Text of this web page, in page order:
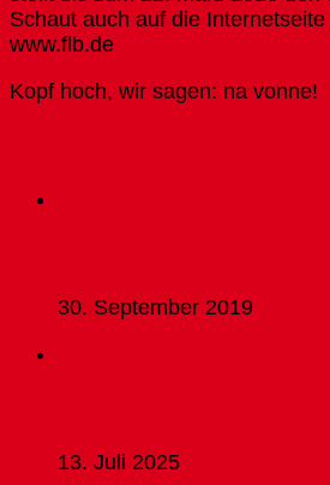
Schaut auch auf die
www.flb.de
Kopf hoch, wir sagen: na vonne!
30. September 2019
13. Juli 2025